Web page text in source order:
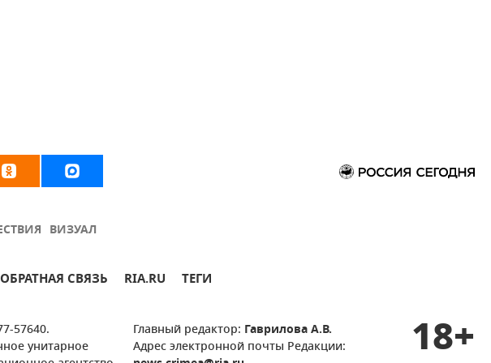
ВИЗУАЛ
ОБРАТНАЯ СВЯЗЬ RIA.RU ТЕГИ
57640.
унитарное
Главный редактор: Гаврилова А.В.
Адрес электронной почты Редакции:
18+